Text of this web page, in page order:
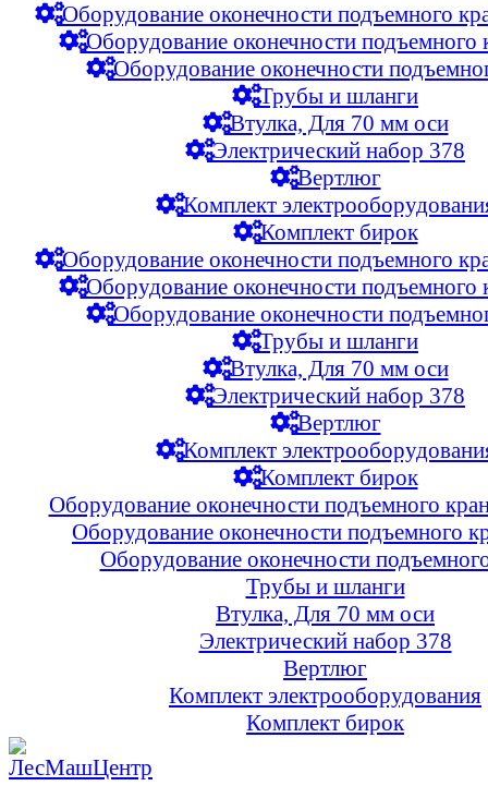
Оборудование оконечности подъемного
Оборудование оконечности подъемного
Оборудование оконечности
Трубы и шланги
Втулка, Для 70 мм оси
Электрический набор 378
Вертлюг
Комплект
Комплект бирок
Оборудование оконечности подъемного
Оборудование оконечности подъемного
Оборудование оконечности
Трубы и шланги
Втулка, Для 70 мм оси
Электрический набор 378
Вертлюг
Комплект
Комплект бирок
Оборудование оконечности подъемного
Оборудование оконечности подъемного
Оборудование оконечности
Трубы и шланги
Втулка, Для 70 мм оси
Электрический набор 378
Вертлюг
Комплект электрооборудования
Комплект бирок